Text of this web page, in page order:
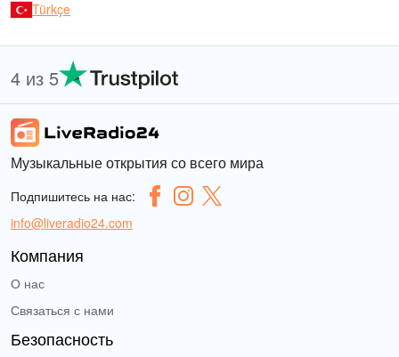
Türkçe
4 из 5
Музыкальные открытия со всего мира
Подпишитесь на нас:
info@liveradio24.com
Компания
О нас
Связаться с нами
Безопасность